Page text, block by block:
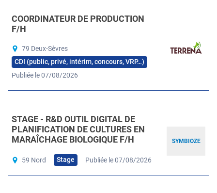
COORDINATEUR DE PRODUCTION
F/H
79 Deux-Sèvres
CDI (public, privé, intérim, concours, VRP…)
Publiée le 07/08/2026
SYMBIOZE
STAGE - R&D OUTIL DIGITAL DE
PLANIFICATION DE CULTURES EN
MARAÎCHAGE BIOLOGIQUE F/H
59 Nord Stage Publiée le 07/08/2026